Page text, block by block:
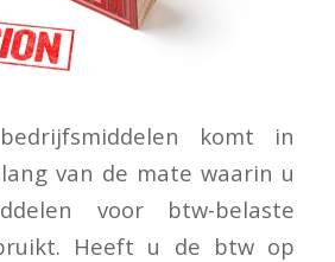
komt in
van de mate waarin u
voor btw-belaste
Heeft u de btw op